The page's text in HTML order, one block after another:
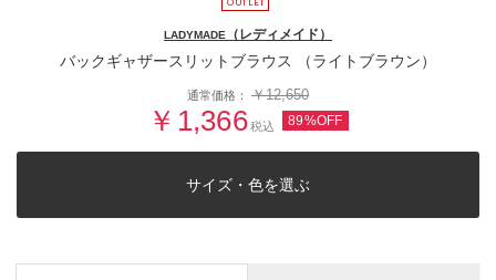
LADYMADE （レディメイド）
バックギャザースリットブラウス （ライトブラウン）
通常価格： ￥12,650
￥1,366税込 89%OFF
サイズ・色を選ぶ